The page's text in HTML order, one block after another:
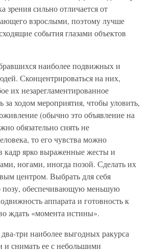
зрения сильно отличается от
взрослыми, поэтому лучше
события глазами объектов
наиболее подвижных и
Сконцентрироваться на них,
их незарегламентированное
за ходом мероприятия, чтобы уловить,
оживление (обычно это объявление на
обязательно снять не
то его чувства можно
кадр ярко выраженные жесты и
ногами, иногда позой. Сделать их
центром. Выбрать для себя
позу, обеспечивающую меньшую
аппарата и готовность к
ждать «момента истины».
три наиболее выгодных ракурса
и снимать ее с небольшими